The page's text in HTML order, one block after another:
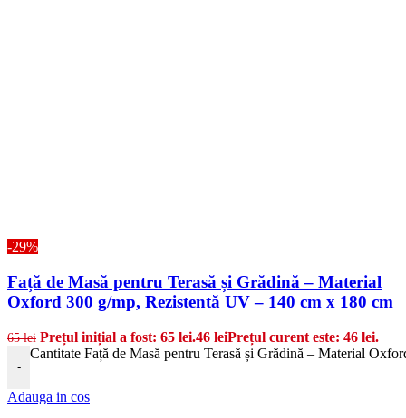
-29%
Față de Masă pentru Terasă și Grădină – Material
Oxford 300 g/mp, Rezistentă UV – 140 cm x 180 cm
65lei Prețul inițial a fost: 65 lei.46 leiPrețul curent este: 46 lei.
-
Cantitate Față de Masă pentru Terasă și Grădină – Material
Adauga in cos